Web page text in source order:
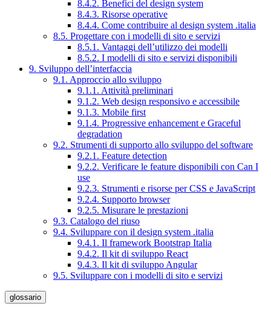
8.4.2. Benefici del design system
8.4.3. Risorse operative
8.4.4. Come contribuire al design system .italia
8.5. Progettare con i modelli di sito e servizi
8.5.1. Vantaggi dell’utilizzo dei modelli
8.5.2. I modelli di sito e servizi disponibili
9. Sviluppo dell’interfaccia
9.1. Approccio allo sviluppo
9.1.1. Attività preliminari
9.1.2. Web design responsivo e accessibile
9.1.3. Mobile first
9.1.4. Progressive enhancement e Graceful
degradation
9.2. Strumenti di supporto allo sviluppo del software
9.2.1. Feature detection
9.2.2. Verificare le feature disponibili con Can I
use
9.2.3. Strumenti e risorse per CSS e JavaScript
9.2.4. Supporto browser
9.2.5. Misurare le prestazioni
9.3. Catalogo del riuso
9.4. Sviluppare con il design system .italia
9.4.1. Il framework Bootstrap Italia
9.4.2. Il kit di sviluppo React
9.4.3. Il kit di sviluppo Angular
9.5. Sviluppare con i modelli di sito e servizi
glossario